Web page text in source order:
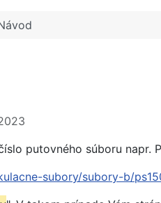
putovného súboru napr.
subory/subory-b/